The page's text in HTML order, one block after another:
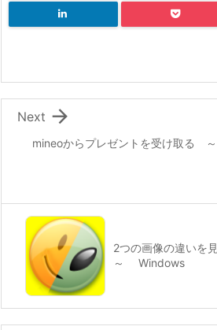
mineoからプレゼントを受け取る

Next
2つの画像の違いを
～ Windows